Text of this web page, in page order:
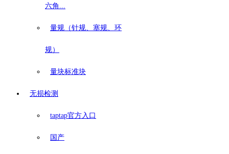
六角...
量规（针规、塞规、环
规）
量块标准块
无损检测
taptap官方入口
国产